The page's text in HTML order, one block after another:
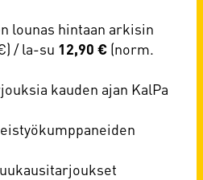
lounas hintaan arkisin
/ la-su 12,90 € (norm.
kauden ajan KalPa